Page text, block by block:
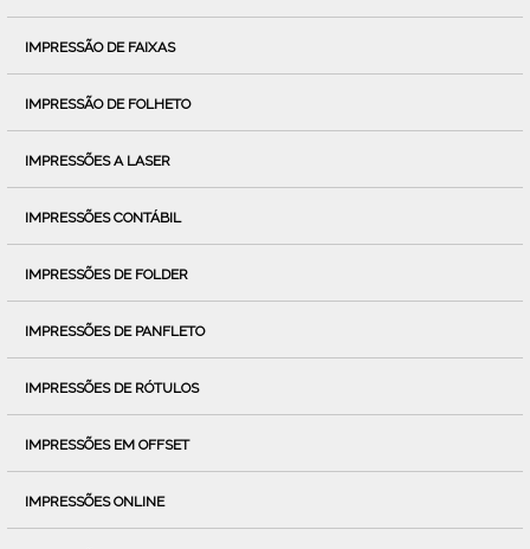
IMPRESSÃO DE FAIXAS
IMPRESSÃO DE FOLHETO
IMPRESSÕES A LASER
IMPRESSÕES CONTÁBIL
IMPRESSÕES DE FOLDER
IMPRESSÕES DE PANFLETO
IMPRESSÕES DE RÓTULOS
IMPRESSÕES EM OFFSET
IMPRESSÕES ONLINE